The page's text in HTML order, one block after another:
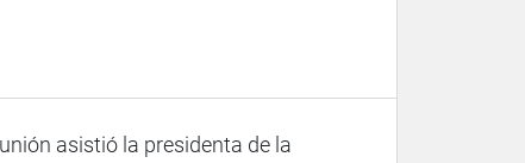
asistió la presidenta de la